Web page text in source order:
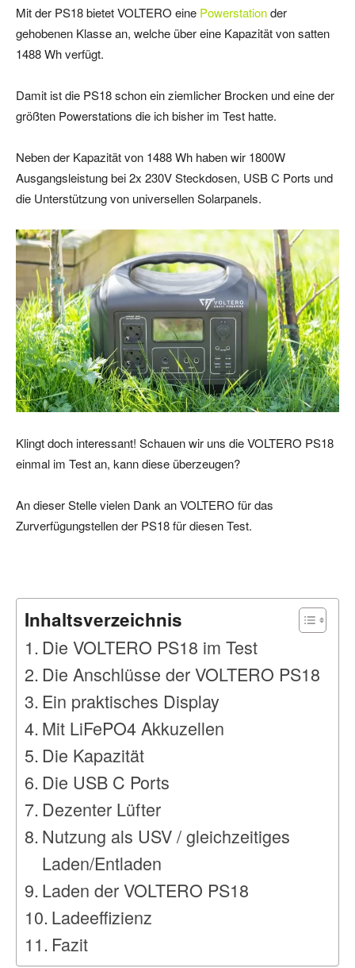
Mit der PS18 bietet VOLTERO eine Powerstationder
gehobenen Klasse an, welche über eine Kapazität von satten
1488 Wh verfügt.
Damit ist die PS18 schon ein ziemlicher Brocken und eine der
größten Powerstations die ich bisher im Test hatte.
Neben der Kapazität von 1488 Wh haben wir 1800W
Ausgangsleistung bei 2x 230V Steckdosen, USB C Ports und
die Unterstützung von universellen Solarpanels.
Klingt doch interessant! Schauen wir uns die VOLTERO PS18
einmal im Test an, kann diese überzeugen?
An dieser Stelle vielen Dank an VOLTERO für das
Zurverfügungstellen der PS18 für diesen Test.
Inhaltsverzeichnis
Die VOLTERO PS18 im Test
Die Anschlüsse der VOLTERO PS18
Ein praktisches Display
Mit LiFePO4 Akkuzellen
Die Kapazität
Die USB C Ports
Dezenter Lüfter
Nutzung als USV / gleichzeitiges
Laden/Entladen
Laden der VOLTERO PS18
Ladeeffizienz
Fazit